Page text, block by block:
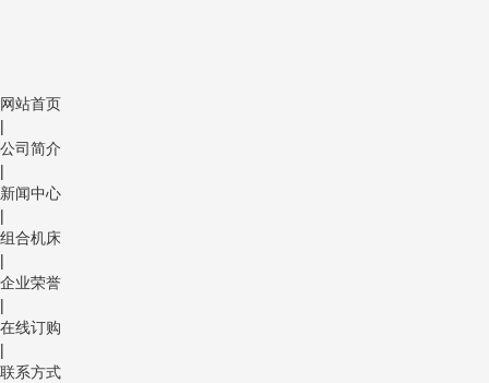
网站首页
|
公司简介
|
新闻中心
|
组合机床
|
企业荣誉
|
在线订购
|
联系方式